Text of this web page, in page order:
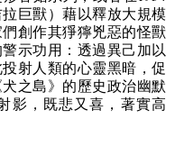
巨獸）藉以釋放大規模
創作其猙獰兇惡的怪獸
示功用：透過異己加以
射人類的心靈黑暗，促
之島》的歷史政治幽默
影，既悲又喜，著實高